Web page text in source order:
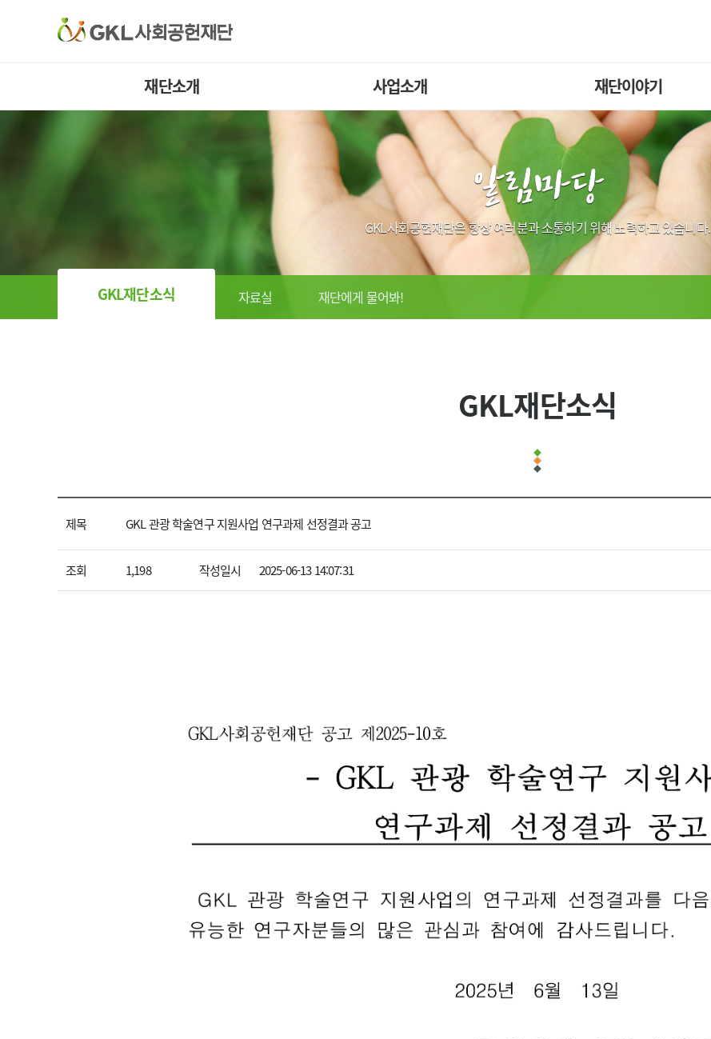
재단소개 사업소개 재단이야기
관광공익사업
문화공익사업
기타공익사업
미디어자료실
발간물
알림마당
GKL사회공헌재단은 항상 여러분과 소통하기 위해 노력하고 있습니다.
GKL재단소식 자료실 재단에게 물어봐!
GKL재단소식
제목 GKL 관광 학술연구 지원사업 연구과제 선정결과 공고
조회 1,198 작성일시 2025-06-13 14:07:31